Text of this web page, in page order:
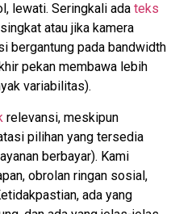
lewati. Seringkali ada teks
atau jika kamera
bergantung pada bandwidth
pekan membawa lebih
variabilitas).
relevansi, meskipun
pilihan yang tersedia
berbayar). Kami
obrolan ringan sosial,
ada yang